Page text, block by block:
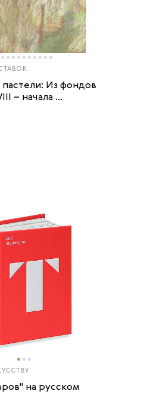
пастели: Из фондов
– начала ...
на русском